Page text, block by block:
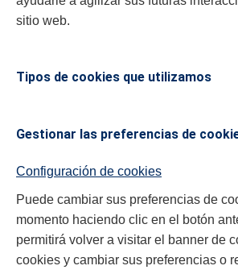
sitio web.
Tipos de cookies que utilizamos
Gestionar las preferencias de
Configuración de cookies
Puede cambiar sus preferencias de
momento haciendo clic en el botón
permitirá volver a visitar el banner de
cookies y cambiar sus preferencias o